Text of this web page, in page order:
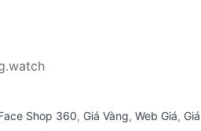
Shop 360, Giá Vàng, Web Giá, Giá